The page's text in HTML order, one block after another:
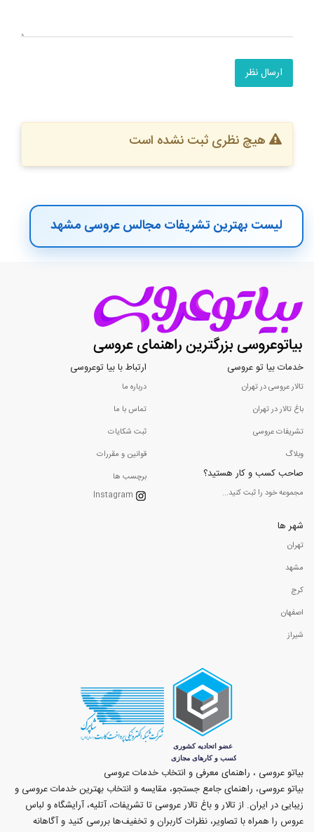
ارسال نظر
هیچ نظری ثبت نشده است
لیست بهترین تشریفات مجالس عروسی مشهد
خدمات بیا تو عروسی
تالار عروسی در تهران
باغ تالار در تهران
تشریفات عروسی
وبلاگ
صاحب کسب و کار هستید؟
مجموعه خود را ثبت کنید...
ارتباط با بیا توعروسی
درباره ما
تماس با ما
ثبت شکایات
قوانین و مقررات
برچسب ها
Instagram
شهر ها
تهران
مشهد
کرج
اصفهان
شیراز
بیاتو عروسی ، راهنمای معرفی و انتخاب خدمات عروسی
بیاتو عروسی، راهنمای جامع جستجو، مقایسه و انتخاب بهترین خدمات عروسی و
زیبایی در ایران. از تالار و باغ تالار عروسی تا تشریفات، آتلیه، آرایشگاه و لباس
عروس را همراه با تصاویر، نظرات کاربران و تخفیف‌ها بررسی کنید و آگاهانه